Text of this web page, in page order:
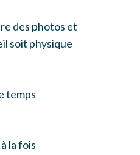
des photos et
soit physique
temps
la fois